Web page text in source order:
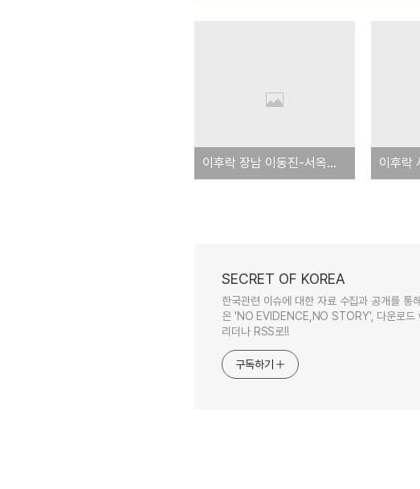
이후락 장남 이동진-서옥로 부부도 1980년 하와이 콘도 매입
SECRET OF KOREA
한국관련 이슈에 대한 자료 수집과 공개를 통
은 'NO EVIDENCE,NO STORY', 다운로
리더나 RSS로!!
구독하기